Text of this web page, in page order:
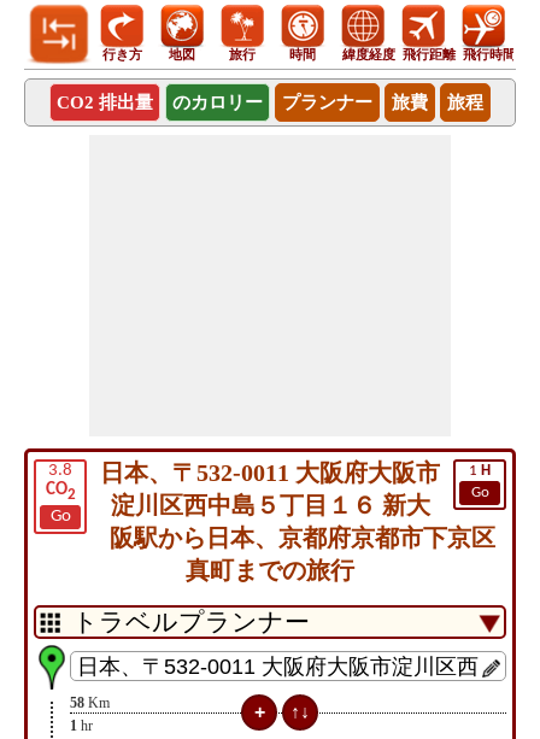
行き方 地図 旅行 時間 緯度経度 飛行距離 飛行時間
CO2 排出量 のカロリー プランナー 旅費 旅程
3.8
CO2
Go
1 H
Go
日本、〒532-0011 大阪府大阪市
淀川区西中島５丁目１６ 新大
阪駅から日本、京都府京都市下京区
真町までの旅行
58 Km
1 hr